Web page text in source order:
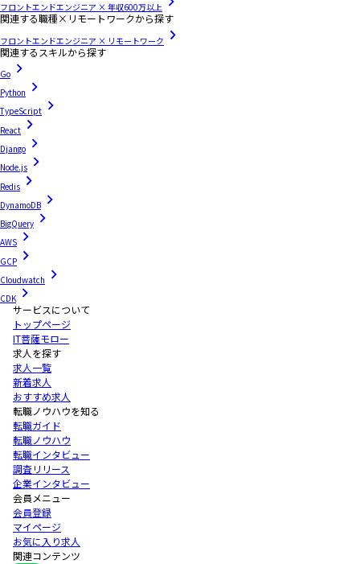
フロントエンドエンジニア × 年収600万以上
関連する職種×リモートワークから探す
フロントエンドエンジニア × リモートワーク
関連するスキルから探す
Go
Python
TypeScript
React
Django
Node.js
Redis
DynamoDB
BigQuery
AWS
GCP
Cloudwatch
CDK
サービスについて
トップページ
IT菩薩モロー
求人を探す
求人一覧
新着求人
おすすめ求人
転職ノウハウを知る
転職ガイド
転職ノウハウ
転職インタビュー
調査リリース
企業インタビュー
会員メニュー
会員登録
マイページ
お気に入り求人
関連コンテンツ